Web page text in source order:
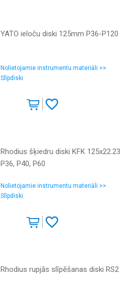
YATO ieloču diski 125mm P36-P120
Nolietojamie instrumentu materiāli >>
Slīpdiski
Rhodius šķiedru diski KFK 125x22.23
P36, P40, P60
Nolietojamie instrumentu materiāli >>
Slīpdiski
Rhodius rupjās slīpēšanas diski RS2